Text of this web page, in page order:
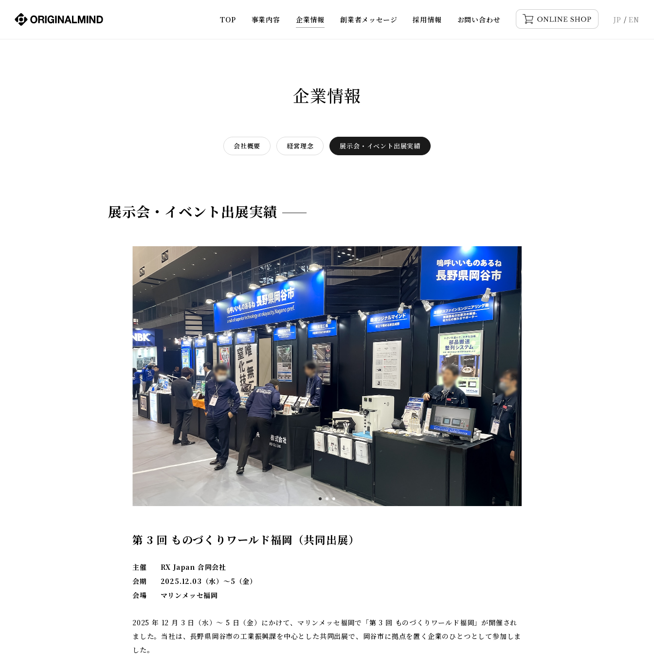
TOP 事業内容 企業情報 創業者メッセージ 採用情報 お問い合わせ JP /EN
企業情報
会社概要 経営理念 展示会・イベント出展実績
展示会・イベント出展実績
第 3 回 ものづくりワールド福岡（共同出展）
主催
RX Japan 合同会社
会期
2025.12.03（水）〜5（金）
会場
マリンメッセ福岡
2025 年 12 月 3 日（水）～ 5 日（金）にかけて、マリンメッセ福岡で「第 3 回 ものづくりワールド福岡」が開催され
ました。当社は、長野県岡谷市の工業振興課を中心とした共同出展で、岡谷市に拠点を置く企業のひとつとして参加しま
した。